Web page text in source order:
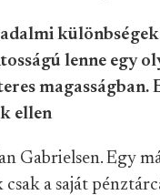
lenne egy
magasságban.
ellen
Gabrielsen. Egy
a saját